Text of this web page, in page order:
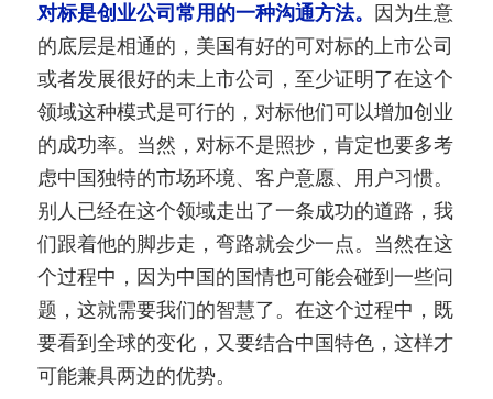
对标是创业公司常用的一种沟通方法。
因为生意
的底层是相通的，美国有好的可对标的上市公司
或者发展很好的未上市公司，至少证明了在这个
领域这种模式是可行的，对标他们可以增加创业
的成功率。当然，对标不是照抄，肯定也要多考
虑中国独特的市场环境、客户意愿、用户习惯。
别人已经在这个领域走出了一条成功的道路，我
们跟着他的脚步走，弯路就会少一点。当然在这
个过程中，因为中国的国情也可能会碰到一些问
题，这就需要我们的智慧了。在这个过程中，既
要看到全球的变化，又要结合中国特色，这样才
可能兼具两边的优势。